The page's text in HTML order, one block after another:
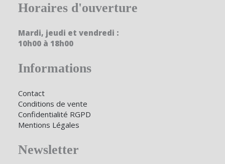
Horaires d'ouverture
Mardi, jeudi et vendredi :
10h00 à 18h00
Informations
Contact
Conditions de vente
Confidentialité RGPD
Mentions Légales
Newsletter